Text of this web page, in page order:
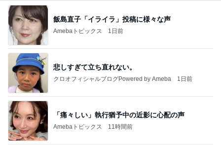
飯島直子「イライラ」投稿に様々な声
Amebaトピックス 1日前
悲しすぎて立ち直れない。
クロオフィシャルブログPowered by Ameba 1日前
「痛々しい」執行猶予中の近影に心配の声
Amebaトピックス 11時間前